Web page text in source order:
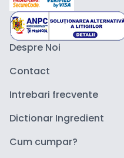
Despre Noi
Contact
Intrebari frecvente
Dictionar Ingredient
Cum cumpar?